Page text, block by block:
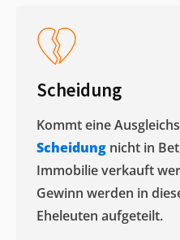
Scheidung
Kommt eine
Scheidung nicht in
Immobilie verkauft
Gewinn werden in
Eheleuten aufgeteilt.​